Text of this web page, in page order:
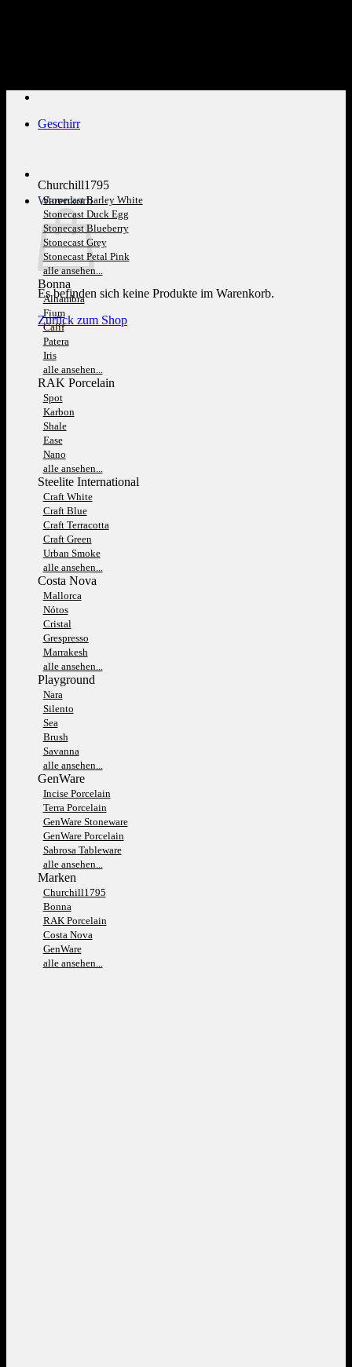
Warenkorb
Es befinden sich keine Produkte im Warenkorb.
Zurück zum Shop
Geschirr
Churchill1795
Stonecast Barley White
Stonecast Duck Egg
Stonecast Blueberry
Stonecast Grey
Stonecast Petal Pink
alle ansehen...
Bonna
Alhambra
Fium
Calif
Patera
Iris
alle ansehen...
RAK Porcelain
Spot
Karbon
Shale
Ease
Nano
alle ansehen...
Steelite International
Craft White
Craft Blue
Craft Terracotta
Craft Green
Urban Smoke
alle ansehen...
Costa Nova
Mallorca
Nótos
Cristal
Grespresso
Marrakesh
alle ansehen...
Playground
Nara
Silento
Sea
Brush
Savanna
alle ansehen...
GenWare
Incise Porcelain
Terra Porcelain
GenWare Stoneware
GenWare Porcelain
Sabrosa Tableware
alle ansehen...
Marken
Churchill1795
Bonna
RAK Porcelain
Costa Nova
GenWare
alle ansehen...